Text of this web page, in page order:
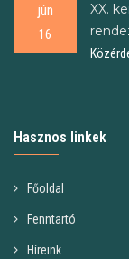
jún
16
XX.
Hasznos linkek
Főoldal
Fenntartó
Híreink